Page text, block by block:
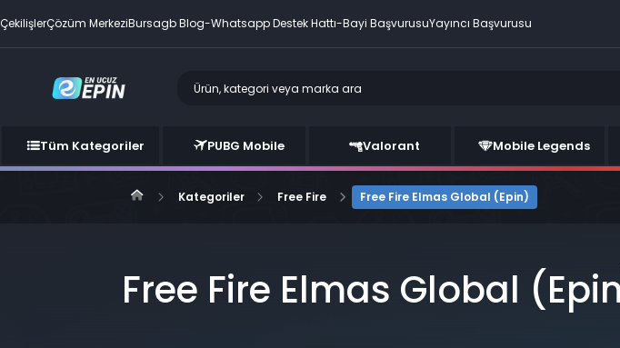
ÇekilişlerÇözüm MerkeziBursagb Blog-Whatsapp Destek Hattı-Bayi BaşvurusuYayıncı Başvurusu
Tüm Kategoriler PUBG Mobile Valorant Mobile Legends
Kategoriler Free Fire Free Fire Elmas Global (Epin)
Free Fire Elmas Global